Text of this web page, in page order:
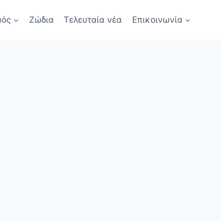
Ζώδια Τελευταία νέα Επικοινωνία